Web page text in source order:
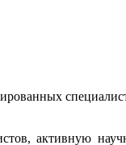
активную